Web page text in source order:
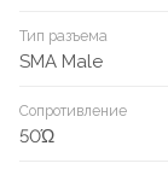
Тип разъема
SMA Male
Сопротивление
50Ώ